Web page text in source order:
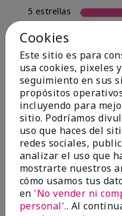
5 estrellas
4 estrellas
3 estrellas
2 estrellas
1 estrella
Tipo
Filtrar
reseñas
por
Tipo
de
piel
Cookies
Este sitio es para
usa cookies, pixeles
seguimiento en sus
propósitos
incluyendo para
sitio. Podríamos
uso que haces del
redes sociales,
analizar el uso que
mostrarte nuestros
cómo usamos tus
en 'No vender ni
personal'.. Al